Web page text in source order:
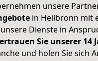
unsere
in Heilbronn mit
Dienste in
Sie unserer 14
und holen Sie sich